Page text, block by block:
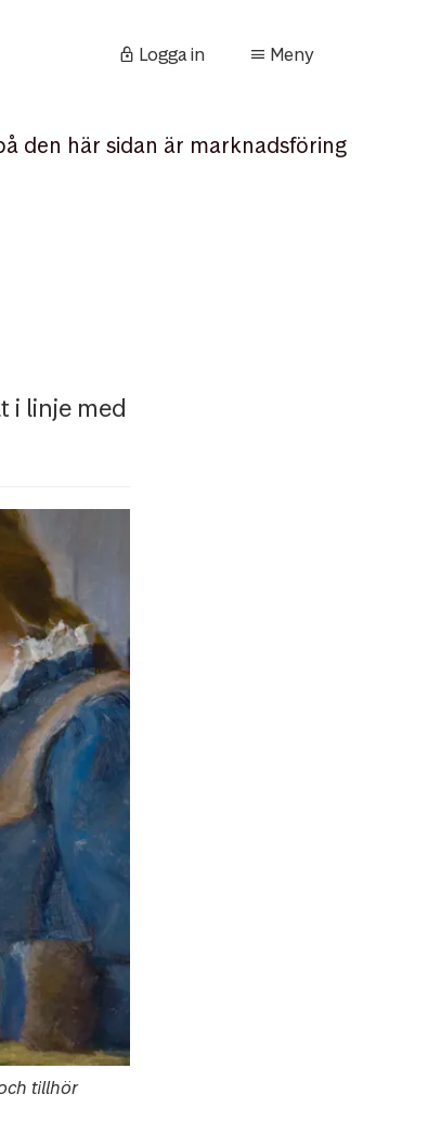
Logga in Meny
den här sidan är marknadsföring
i linje med
tillhör